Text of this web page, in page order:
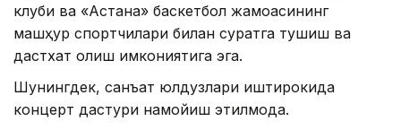
клуби ва «Астана» баскетбол жамоасининг
машҳур спортчилари билан суратга тушиш ва
дастхат олиш имкониятига эга.
Шунингдек, санъат юлдузлари иштирокида
концерт дастури намойиш этилмоқда.